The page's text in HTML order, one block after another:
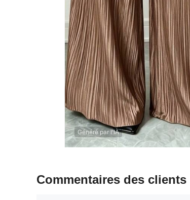
Généré par l'IA
Commentaires des clients